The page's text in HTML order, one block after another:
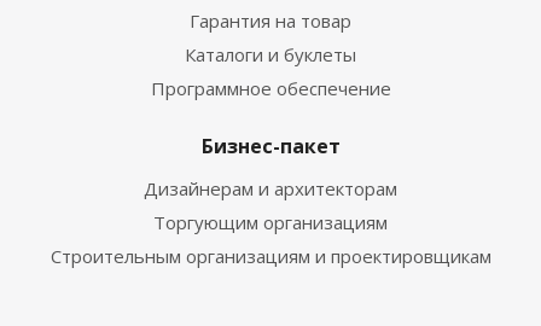
Гарантия на товар
Каталоги и буклеты
Программное обеспечение
Бизнес-пакет
Дизайнерам и архитекторам
Торгующим организациям
Строительным организациям и проектировщикам